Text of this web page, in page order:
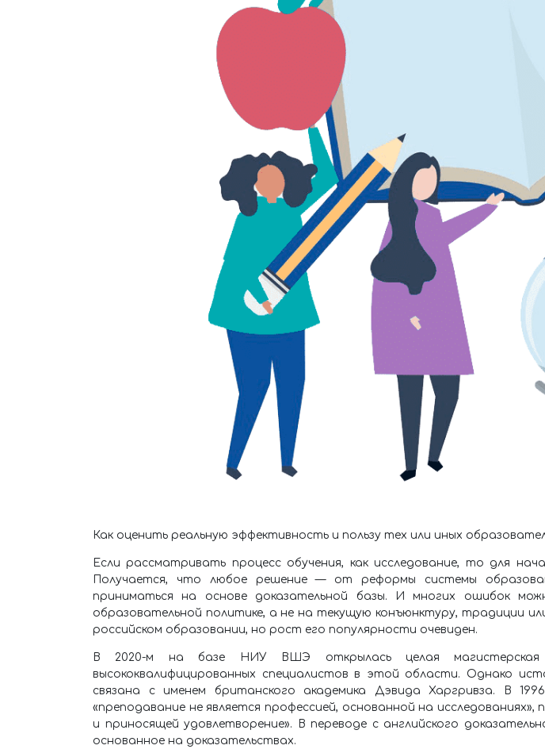
Как оценить реальную эффективность и пользу тех или иных
Если рассматривать процесс обучения, как исследование, то для
Получается, что любое решение — от реформы системы
приниматься на основе доказательной базы. И многих ошибок
образовательной политике, а не на текущую конъюнктуру, традиции
российском образовании, но рост его популярности очевиден.
В 2020-м на базе НИУ ВШЭ открылась целая магистерская
высококвалифицированных специалистов в этой области. Однако
связана с именем британского академика Дэвида Харгривза. В
«преподавание не является профессией, основанной на
и приносящей удовлетворение». В переводе с английского
основанное на доказательствах.